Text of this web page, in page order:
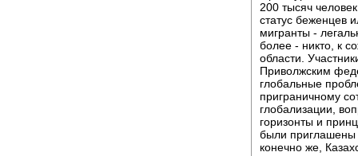
200 тысяч
статус беженцев
мигранты -
более - никто, к
области.
Приволжским
глобальные
приграничному
глобализации,
горизонты и
были
конечно же,